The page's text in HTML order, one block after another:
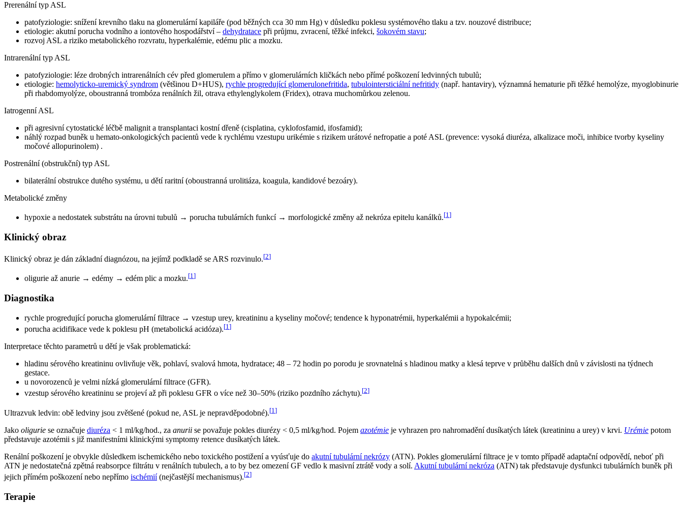
Prerenální typ ASL
patofyziologie: snížení krevního tlaku na glomerulární kapiláře (pod běžných cca 30 mm Hg) v důsledku poklesu systémového tlaku a tzv. nouzové distribuce;
etiologie: akutní porucha vodního a iontového hospodářství – dehydratace při průjmu, zvracení, těžké infekci, šokovém stavu;
rozvoj ASL a riziko metabolického rozvratu, hyperkalémie, edému plic a mozku.
Intrarenální typ ASL
patofyziologie: léze drobných intrarenálních cév před glomerulem a přímo v glomerulárních kličkách nebo přímé poškození ledvinných tubulů;
etiologie: hemolyticko-uremický syndrom (většinou D+HUS), rychle progredující glomerulonefritida, tubulointersticiální nefritidy (např. hantaviry), významná hematurie při těžké hemolýze, myoglobinurie
při rhabdomyolýze, oboustranná trombóza renálních žil, otrava ethylenglykolem (Fridex), otrava muchomůrkou zelenou.
Iatrogenní ASL
při agresivní cytostatické léčbě malignit a transplantaci kostní dřeně (cisplatina, cyklofosfamid, ifosfamid);
náhlý rozpad buněk u hemato-onkologických pacientů vede k rychlému vzestupu urikémie s rizikem urátové nefropatie a poté ASL (prevence: vysoká diuréza, alkalizace moči, inhibice tvorby kyseliny
močové allopurinolem) .
Postrenální (obstrukční) typ ASL
bilaterální obstrukce dutého systému, u dětí raritní (oboustranná urolitiáza, koagula, kandidové bezoáry).
Metabolické změny
hypoxie a nedostatek substrátu na úrovni tubulů → porucha tubulárních funkcí → morfologické změny až nekróza epitelu kanálků.[1]
Klinický obraz
Klinický obraz je dán základní diagnózou, na jejímž podkladě se ARS rozvinulo.[2]
oligurie až anurie → edémy → edém plic a mozku.[1]
Diagnostika
rychle progredující porucha glomerulární filtrace → vzestup urey, kreatininu a kyseliny močové; tendence k hyponatrémii, hyperkalémii a hypokalcémii;
porucha acidifikace vede k poklesu pH (metabolická acidóza).[1 ]
Interpretace těchto parametrů u dětí je však problematická:
hladinu sérového kreatininu ovlivňuje věk, pohlaví, svalová hmota, hydratace; 48 – 72 hodin po porodu je srovnatelná s hladinou matky a klesá teprve v průběhu dalších dnů v závislosti na týdnech
gestace.
u novorozenců je velmi nízká glomerulární filtrace (GFR).
vzestup sérového kreatininu se projeví až při poklesu GFR o více než 30–50% (riziko pozdního záchytu).[2]
Ultrazvuk ledvin: obě ledviny jsou zvětšené (pokud ne, ASL je nepravděpodobné).[1 ]
Jako oligurie se označuje diuréza < 1 ml/kg/hod., za anurii se považuje pokles diurézy < 0,5 ml/kg/hod. Pojem azotémie je vyhrazen pro nahromadění dusíkatých látek (kreatininu a urey) v krvi. Urémie potom
představuje azotémii s již manifestními klinickými symptomy retence dusíkatých látek.
Renální poškození je obvykle důsledkem ischemického nebo toxického postižení a vyúsťuje do akutní tubulární nekrózy (ATN). Pokles glomerulární filtrace je v tomto případě adaptační odpovědí, neboť při
ATN je nedostatečná zpětná reabsorpce filtrátu v renálních tubulech, a to by bez omezení GF vedlo k masivní ztrátě vody a solí. Akutní tubulární nekróza (ATN) tak představuje dysfunkci tubulárních buněk při
jejich přímém poškození nebo nepřímo ischémií(nejčastější mechanismus).[2]
Terapie